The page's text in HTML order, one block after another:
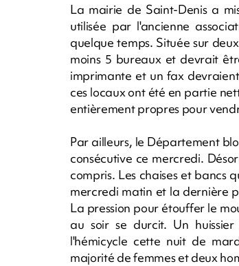
La mairie de Saint-Denis a
utilisée par l'ancienne
quelque temps. Située sur
moins 5 bureaux et devrait
imprimante et un fax
ces locaux ont été en partie
entièrement propres pour
Par ailleurs, le Département
consécutive ce mercredi.
compris. Les chaises et bancs
mercredi matin et la dernière
La pression pour étouffer le
au soir se durcit. Un
l'hémicycle cette nuit de
majorité de femmes et deux